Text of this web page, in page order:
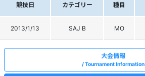
競技日 カテゴリー 種目
2013/1/13 SAJ B MO
大会情報
Tournament Information